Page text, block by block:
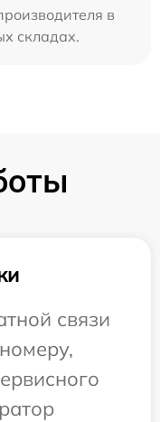
в
складах.
связи